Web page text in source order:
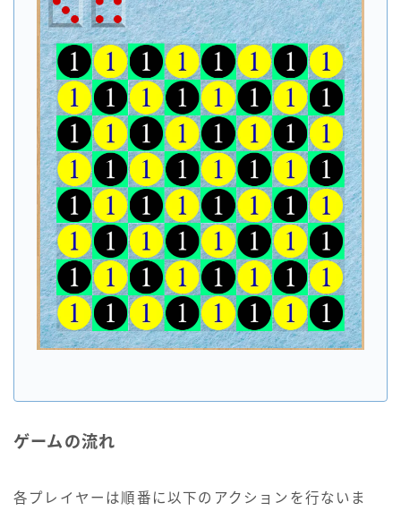
ゲームの流れ
各プレイヤーは順番に以下のアクションを行ないま